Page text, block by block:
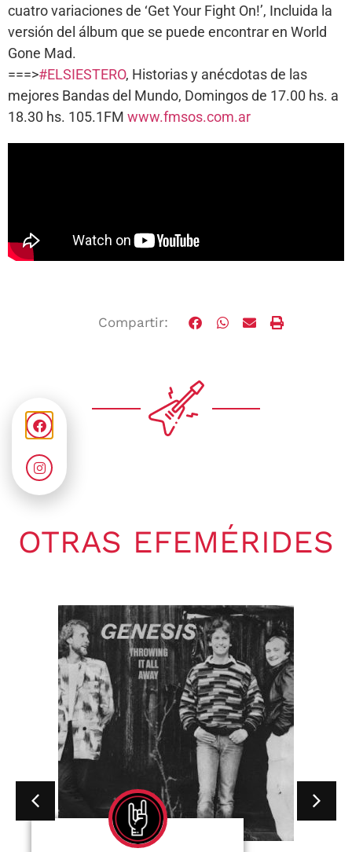
cuatro variaciones de ‘Get Your Fight On!’, Incluida la
versión del álbum que se puede encontrar en World
Gone Mad.
===>#ELSIESTERO, Historias y anécdotas de las
mejores Bandas del Mundo, Domingos de 17.00 hs. a
18.30 hs. 105.1FM www.fmsos.com.ar
Compartir:
OTRAS EFEMÉRIDES